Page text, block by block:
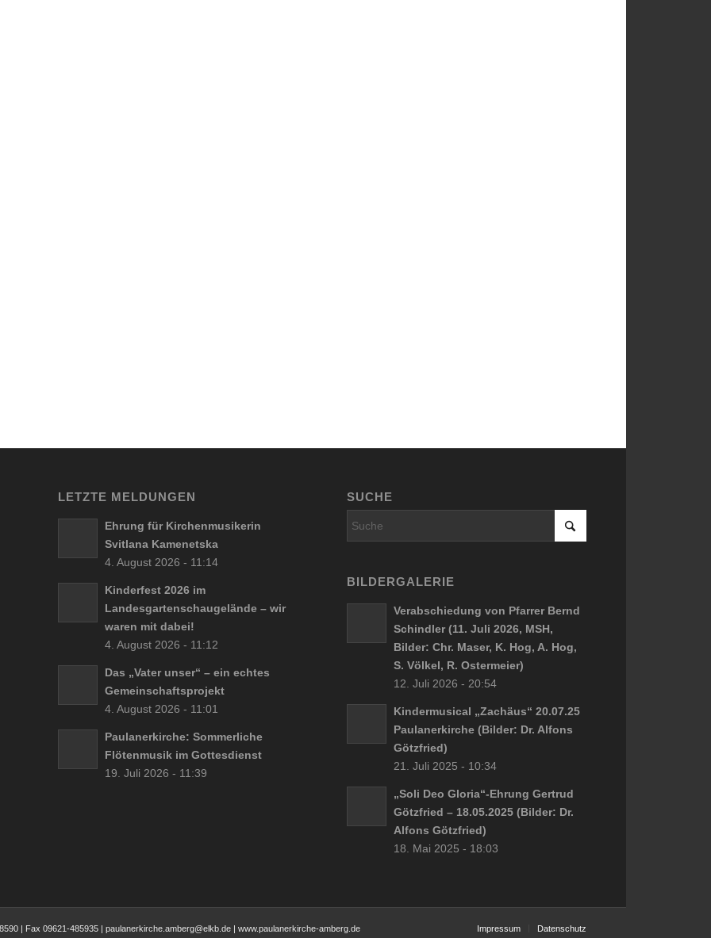
LETZTE MELDUNGEN
Ehrung für Kirchenmusikerin
Svitlana Kamenetska
4. August 2026 - 11:14
Kinderfest 2026 im
Landesgartenschaugelände – wir
waren mit dabei!
4. August 2026 - 11:12
Das „Vater unser“ – ein echtes
Gemeinschaftsprojekt
4. August 2026 - 11:01
Paulanerkirche: Sommerliche
Flötenmusik im Gottesdienst
19. Juli 2026 - 11:39
SUCHE
BILDERGALERIE
Verabschiedung von Pfarrer Bernd
Schindler (11. Juli 2026, MSH,
Bilder: Chr. Maser, K. Hog, A. Hog,
S. Völkel, R. Ostermeier)
12. Juli 2026 - 20:54
Kindermusical „Zachäus“ 20.07.25
Paulanerkirche (Bilder: Dr. Alfons
Götzfried)
21. Juli 2025 - 10:34
„Soli Deo Gloria“-Ehrung Gertrud
Götzfried – 18.05.2025 (Bilder: Dr.
Alfons Götzfried)
18. Mai 2025 - 18:03
| Fax 09621-485935 | paulanerkirche.amberg@elkb.de | www.paulanerkirche-amberg.de Impressum Datenschutz